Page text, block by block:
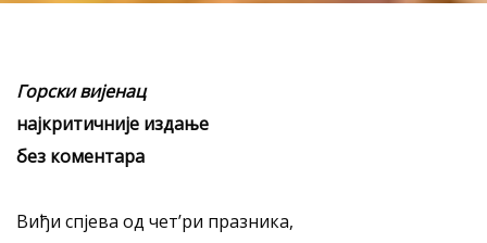
Горски вијенац
најкритичније издање
без коментара
Виђи спјева од чет’ри празника,